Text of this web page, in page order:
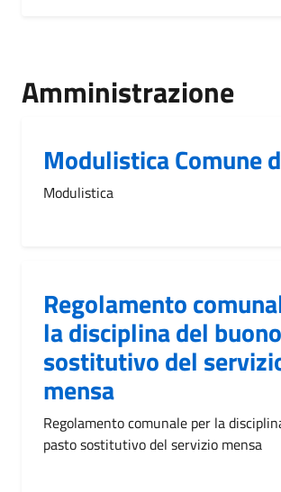
Amministrazione
Modulistica Comune
Modulistica
Regolamento
la disciplina del
sostitutivo del
mensa
Regolamento comunale per la
pasto sostitutivo del servizio mensa